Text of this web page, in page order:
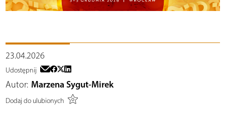
23.04.2026
Udostępnij
Autor: Marzena Sygut-Mirek
Dodaj do ulubionych